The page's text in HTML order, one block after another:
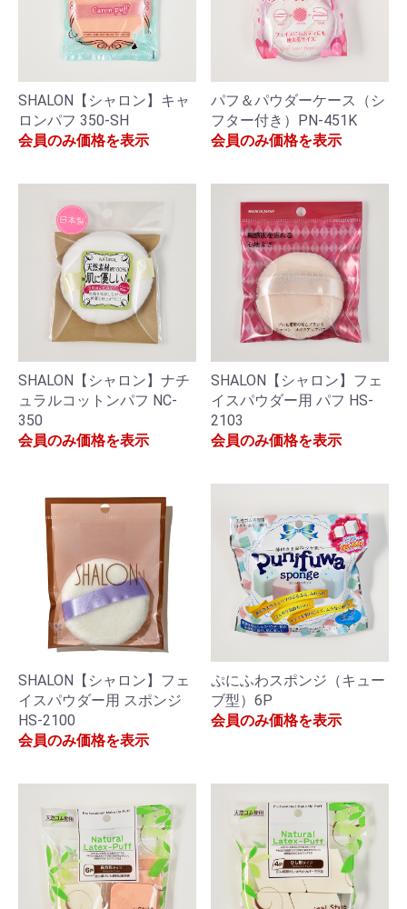
SHALON【シャロン】キャ
ロンパフ 350-SH
会員のみ価格を表示
パフ＆パウダーケース（シ
フター付き）PN-451K
会員のみ価格を表示
SHALON【シャロン】ナチ
ュラルコットンパフ NC-
350
会員のみ価格を表示
SHALON【シャロン】フェ
イスパウダー用 パフ HS-
2103
会員のみ価格を表示
SHALON【シャロン】フェ
イスパウダー用 スポンジ
HS-2100
会員のみ価格を表示
ぷにふわスポンジ（キュー
ブ型）6P
会員のみ価格を表示